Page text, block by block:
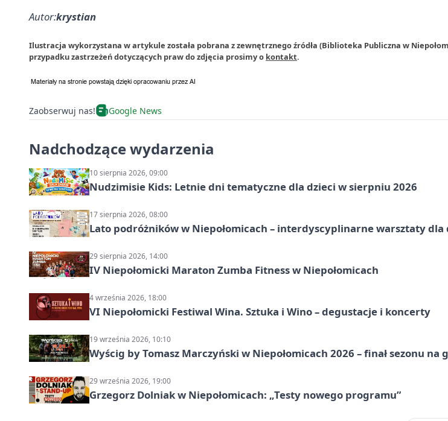
Autor:krystian
Ilustracja wykorzystana w artykule została pobrana z zewnętrznego źródła (Biblioteka Publiczna w
przypadku zastrzeżeń dotyczących praw do zdjęcia prosimy o kontakt.
Zaobserwuj nas! Google News
Nadchodzące wydarzenia
10 sierpnia 2026, 09:00
Nudzimisie Kids: Letnie dni tematyczne dla dzieci w sierpniu 2026
17 sierpnia 2026, 08:00
Lato podróżników w Niepołomicach – interdyscyplinarne warsztaty dla
29 sierpnia 2026, 14:00
IV Niepołomicki Maraton Zumba Fitness w Niepołomicach
4 września 2026, 18:00
VI Niepołomicki Festiwal Wina. Sztuka i Wino – degustacje i koncerty
19 września 2026, 10:10
Wyścig by Tomasz Marczyński w Niepołomicach 2026 – finał sezonu na
29 września 2026, 19:00
Grzegorz Dolniak w Niepołomicach: „Testy nowego programu”